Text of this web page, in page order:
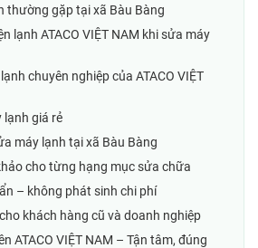
thường gặp tại xã Bàu Bàng
lạnh ATACO VIỆT NAM khi sửa máy
chuyên nghiệp của ATACO VIỆT
lạnh giá rẻ
máy lạnh tại xã Bàu Bàng
cho từng hạng mục sửa chữa
– không phát sinh chi phí
khách hàng cũ và doanh nghiệp
ATACO VIỆT NAM – Tận tâm, đúng